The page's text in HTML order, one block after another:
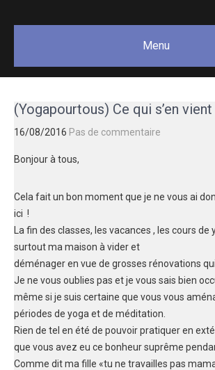
GAËLLE
bien-être
créativité.
Menu
(Yogapourtous) Ce qui s’en vient
16/08/2016 Pas de commentaire
Bonjour à tous,
Cela fait un bon moment que je ne vous ai
ici !
La fin des classes, les vacances , les cours
surtout ma maison à vider et
déménager en vue de grosses rénovations qui
Je ne vous oublies pas et je vous sais bien
même si je suis certaine que vous vous
périodes de yoga et de méditation.
Rien de tel en été de pouvoir pratiquer en
que vous avez eu ce bonheur suprême
Comme dit ma fille «tu ne travailles pas